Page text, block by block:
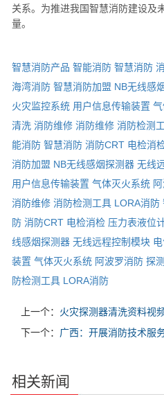
关系。为推进我国智慧消防建设及
量。
智慧消防产品 智能消防 智慧消防
海湾消防 智慧消防加盟 NB无线感
火灾监控系统 用户信息传输装置
清洗 消防维修 消防维修 消防检测
能消防 智慧消防 消防CRT 电检消
消防加盟 NB无线感烟探测器 无线
用户信息传输装置 气体灭火系统
消防维修 消防检测工具 LORA消防
防 消防CRT 电检消检 压力表液位
线感烟探测器 无线远程控制模块
装置 气体灭火系统 阿波罗消防 探
防检测工具 LORA消防
上一个： 火灾探测器清洗资料视
下一个： 广西：开展消防技术服
相关新闻